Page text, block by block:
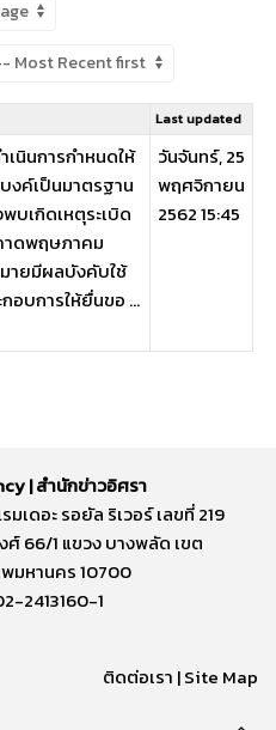
Last updated
เนินการกำหนดให้
งค์เป็นมาตรฐาน
บเกิดเหตุระเบิด
ดพฤษภาคม
ายมีผลบังคับใช้
อบการให้ยื่นขอ ...
วันจันทร์, 25
พฤศจิกายน
2562 15:45
| สำนักข่าวอิศรา
มเดอะ รอยัล ริเวอร์ เลขที่ 219
66/1 แขวง บางพลัด เขต
มหานคร 10700
2413160-1
ติดต่อเรา |Site Map